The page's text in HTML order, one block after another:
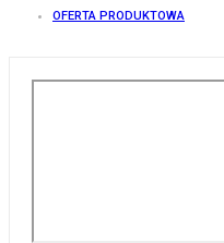
OFERTA PRODUKTOWA